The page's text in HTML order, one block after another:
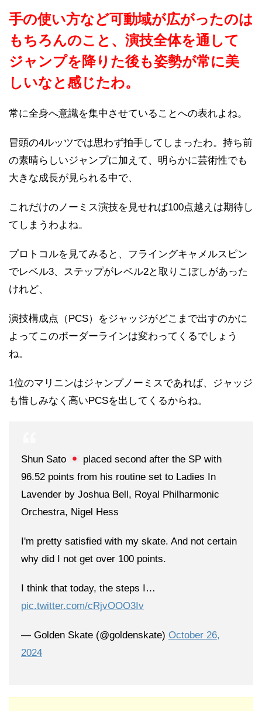
手の使い方など可動域が広がったのは
もちろんのこと、演技全体を通して
ジャンプを降りた後も姿勢が常に美
しいなと感じたわ。
常に全身へ意識を集中させていることへの表れよね。
冒頭の4ルッツでは思わず拍手してしまったわ。持ち前
の素晴らしいジャンプに加えて、明らかに芸術性でも
大きな成長が見られる中で、
これだけのノーミス演技を見せれば100点越えは期待し
てしまうわよね。
プロトコルを見てみると、フライングキャメルスピン
でレベル3、ステップがレベル2と取りこぼしがあった
けれど、
演技構成点（PCS）をジャッジがどこまで出すのかに
よってこのボーダーラインは変わってくるでしょう
ね。
1位のマリニンはジャンプノーミスであれば、ジャッジ
も惜しみなく高いPCSを出してくるからね。
Shun Sato
placed second after the SP with
96.52 points from his routine set to Ladies In
Lavender by Joshua Bell, Royal Philharmonic
Orchestra, Nigel Hess
I'm pretty satisfied with my skate. And not certain
why did I not get over 100 points.
I think that today, the steps I…
pic.twitter.com/cRjvOOO3Iv
— Golden Skate (@goldenskate) October 26,
2024